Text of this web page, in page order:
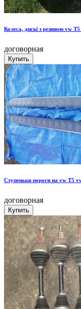
Колеса, дискі з резиною vw
договорная
Ступеньки пороги на vw T5
договорная